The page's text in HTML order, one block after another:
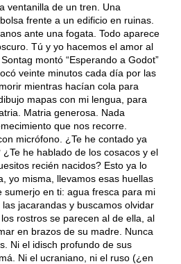
ventanilla de un tren. Una
frente a un edificio en ruinas.
ante una fogata. Todo aparece
Tú y yo hacemos el amor al
montó “Esperando a Godot”
veinte minutos cada día por las
mientras hacían cola para
mapas con mi lengua, para
Matria generosa. Nada
que nos recorre.
micrófono. ¿Te he contado ya
he hablado de los cosacos y el
recién nacidos? Esto ya lo
yo misma, llevamos esas huellas
sumerjo en ti: agua fresca para mi
jacarandas y buscamos olvidar
rostros se parecen al de ella, al
en brazos de su madre. Nunca
Ni el idisch profundo de sus
Ni el ucraniano, ni el ruso (¿en